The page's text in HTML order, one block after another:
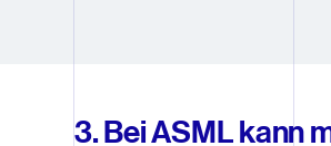
3. Bei ASML kann